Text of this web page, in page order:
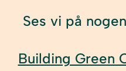
Ses vi på
Building Green